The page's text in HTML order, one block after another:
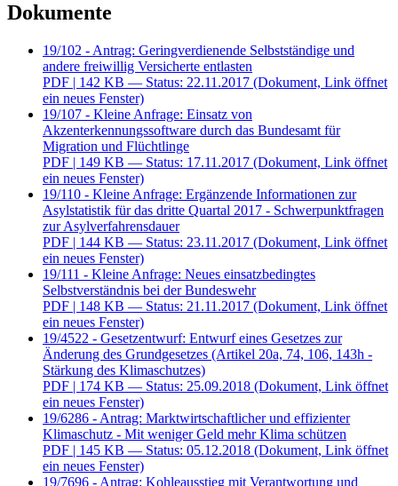
Dokumente
19/102 - Antrag: Geringverdienende Selbstständige und
andere freiwillig Versicherte entlasten
PDF | 142 KB — Status: 22.11.2017 (Dokument, Link öffnet
ein neues Fenster)
19/107 - Kleine Anfrage: Einsatz von
Akzenterkennungssoftware durch das Bundesamt für
Migration und Flüchtlinge
PDF | 149 KB — Status: 17.11.2017 (Dokument, Link öffnet
ein neues Fenster)
19/110 - Kleine Anfrage: Ergänzende Informationen zur
Asylstatistik für das dritte Quartal 2017 - Schwerpunktfragen
zur Asylverfahrensdauer
PDF | 144 KB — Status: 23.11.2017 (Dokument, Link öffnet
ein neues Fenster)
19/111 - Kleine Anfrage: Neues einsatzbedingtes
Selbstverständnis bei der Bundeswehr
PDF | 148 KB — Status: 21.11.2017 (Dokument, Link öffnet
ein neues Fenster)
19/4522 - Gesetzentwurf: Entwurf eines Gesetzes zur
Änderung des Grundgesetzes (Artikel 20a, 74, 106, 143h -
Stärkung des Klimaschutzes)
PDF | 174 KB — Status: 25.09.2018 (Dokument, Link öffnet
ein neues Fenster)
19/6286 - Antrag: Marktwirtschaftlicher und effizienter
Klimaschutz - Mit weniger Geld mehr Klima schützen
PDF | 145 KB — Status: 05.12.2018 (Dokument, Link öffnet
ein neues Fenster)
19/7696 - Antrag: Kohleausstieg mit Verantwortung und